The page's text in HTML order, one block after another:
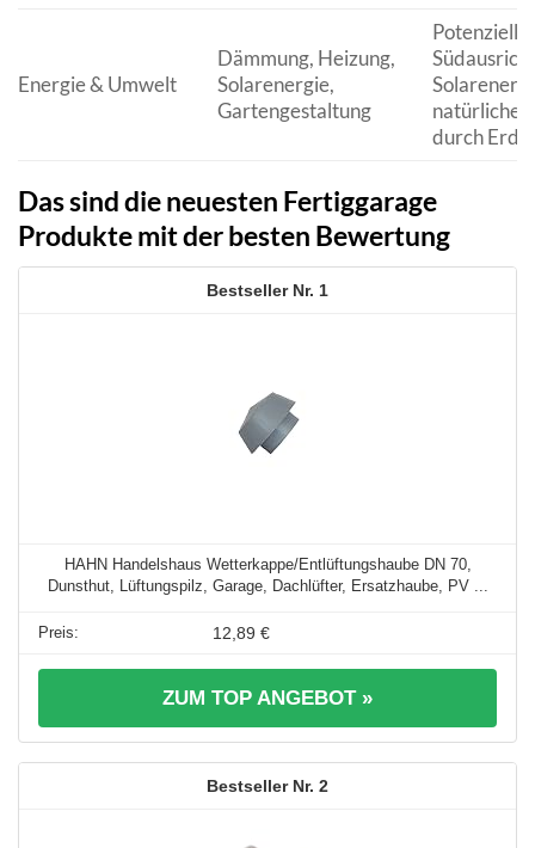
Energie & Umwelt
Dämmung, Heizung,
Solarenergie,
Gartengestaltung
Potenziell
natürliche
durch
Das sind die neuesten Fertiggarage
Produkte mit der besten Bewertung
1
HAHN Handelshaus Wetterkappe/Entlüftungshaube DN 70,
Dunsthut, Lüftungspilz, Garage, Dachlüfter, Ersatzhaube, PV ...
12,89 €
ZUM TOP ANGEBOT »
2